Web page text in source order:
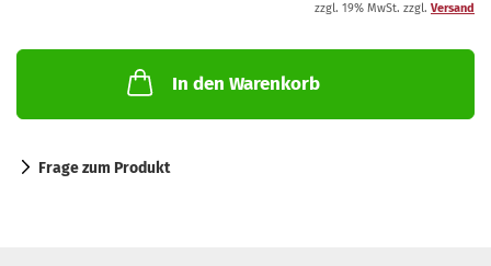
zzgl. 19% MwSt. zzgl. Versand
In den Warenkorb
Frage zum Produkt